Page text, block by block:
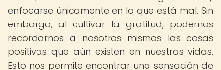
enfocarse únicamente en lo que está mal. Sin
embargo, al cultivar la gratitud, podemos
recordarnos a nosotros mismos las cosas
positivas que aún existen en nuestras vidas.
Esto nos permite encontrar una sensación de